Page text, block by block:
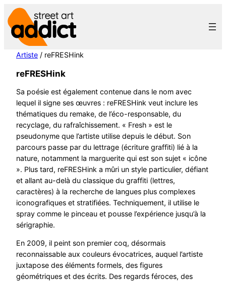
Aller
au
contenu
Artiste / reFRESHink
reFRESHink
Sa poésie est également contenue dans le nom avec
lequel il signe ses œuvres : reFRESHink veut inclure les
thématiques du remake, de l’éco-responsable, du
recyclage, du rafraîchissement. « Fresh » est le
pseudonyme que l’artiste utilise depuis le début. Son
parcours passe par du lettrage (écriture graffiti) lié à la
nature, notamment la marguerite qui est son sujet « icône
». Plus tard, reFRESHink a mûri un style particulier, défiant
et allant au-delà du classique du graffiti (lettres,
caractères) à la recherche de langues plus complexes
iconografiques et stratifiées. Techniquement, il utilise le
spray comme le pinceau et pousse l’expérience jusqu’à la
sérigraphie.
En 2009, il peint son premier coq, désormais
reconnaissable aux couleurs évocatrices, auquel l’artiste
juxtapose des éléments formels, des figures
géométriques et des écrits. Des regards féroces, des